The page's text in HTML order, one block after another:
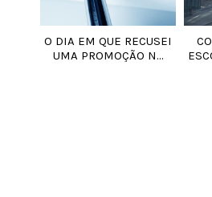
O DIA EM QUE RECUSEI
UMA PROMOÇÃO N...